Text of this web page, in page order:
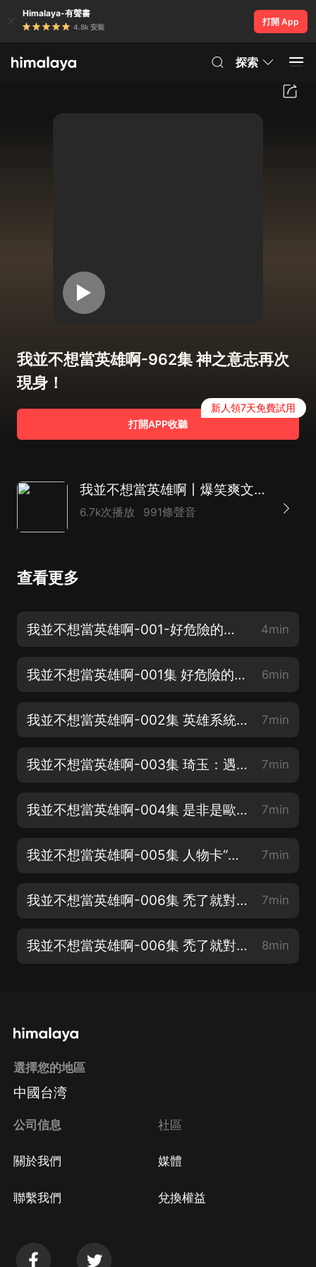
Himalaya-有聲書
4.8k 安裝
打開 App
探索
我並不想當英雄啊-962集 神之意志再次
現身！
打開APP收聽
新人領7天免費試用
我並不想當英雄啊丨爆笑爽文丨 一拳超人海賊王火影忍者同人丨熱血系統
6.7k次播放 991條聲音
查看更多
我並不想當英雄啊-001-好危險的世界啊（上）【爆笑爽文，多多訂閱分享】 4min
我並不想當英雄啊-001集 好危險的世界啊（下） 6min
我並不想當英雄啊-002集 英雄系統？琦玉？【關注海報，有專屬福利活動，多多參與！】 7min
我並不想當英雄啊-003集 琦玉：遇上碰瓷的了？【走心五星好評，抽月卡會員】 7min
我並不想當英雄啊-004集 是非是歐，在此一舉！【求月票+滿星好評】 7min
我並不想當英雄啊-005集 人物卡“疾風劍豪”【評論互動越多加更越多】 7min
我並不想當英雄啊-006集 禿了就對了，不禿怎麼變強？-上【訂閱不迷路哦】 7min
我並不想當英雄啊-006集 禿了就對了，不禿怎麼變強？-下【818熱愛節，傾情上架】 8min
選擇您的地區
中國台湾
公司信息
關於我們
聯繫我們
社區
媒體
兌換權益